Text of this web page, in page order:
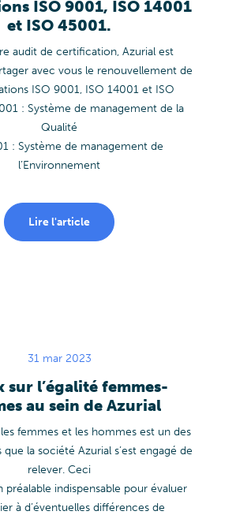
ISO 9001, ISO 14001
et ISO 45001.
audit de certification, Azurial est
avec vous le renouvellement de
ISO 9001, ISO 14001 et ISO
: Système de management de la
Qualité
: Système de management de
l’Environnement
Lire l'article
31 mar 2023
sur l’égalité femmes-
au sein de Azurial
les femmes et les hommes est un des
la société Azurial s’est engagé de
relever. Ceci
préalable indispensable pour évaluer
à d’éventuelles différences de